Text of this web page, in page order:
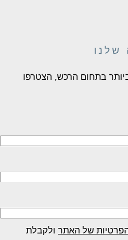
בתחום הרכש, הצטרפו
של האתרולקבלת